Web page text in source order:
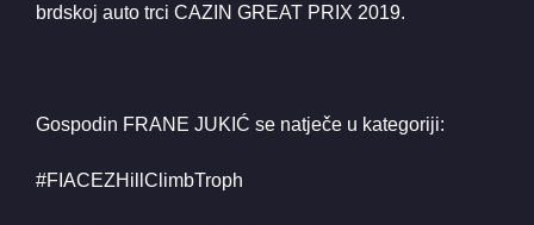
brdskoj auto trci CAZIN GREAT PRIX 2019.
Gospodin FRANE JUKIĆ se natječe u kategoriji:
#FIACEZHillClimbTroph